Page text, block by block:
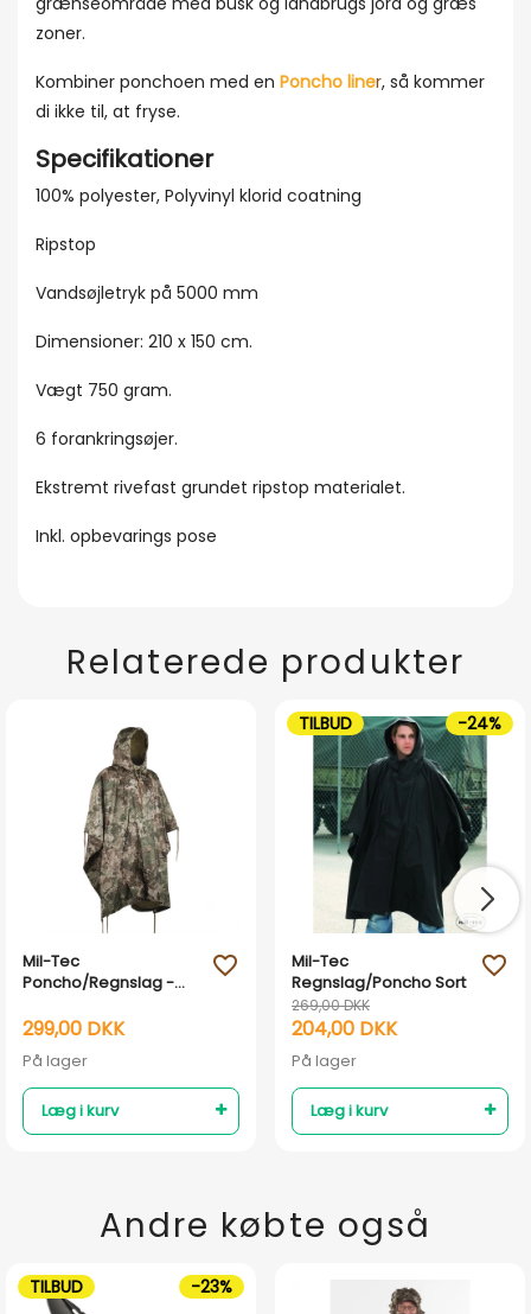
zoner.
Kombiner ponchoen med en Poncho liner, så kommer
di ikke til, at fryse.
Specifikationer
100% polyester, Polyvinyl klorid coatning
Ripstop
Vandsøjletryk på 5000 mm
Dimensioner: 210 x 150 cm.
Vægt 750 gram.
6 forankringsøjer.
Ekstremt rivefast grundet ripstop materialet.
Inkl. opbevarings pose
Relaterede produkter
Mil-Tec
Poncho/Regnslag -
Camouflage
299,00 DKK
På lager
Læg i kurv
favorite_outline
Mil-Tec
Regnslag/Poncho Sort
269,00 DKK
204,00 DKK
På lager
Læg i kurv
favorite_outline
TILBUD -24%
Andre købte også
TILBUD -23%